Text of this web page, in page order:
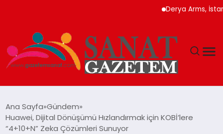
Derya Arms, İstanbul
TEKNOLOJI
Ana Sayfa Gündem
Huawei, Dijital Dönüşümü Hızlandırmak için KOBİ’lere
“4+10+N” Zeka Çözümleri Sunuyor